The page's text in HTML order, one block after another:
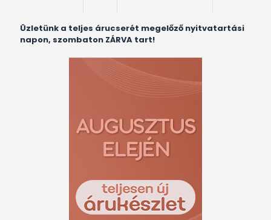
Üzletünk a teljes árucserét megelőző nyitvatartási
napon, szombaton ZÁRVA tart!